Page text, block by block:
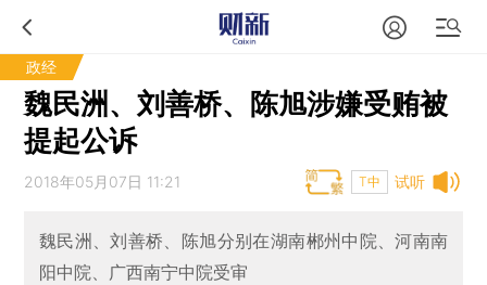
政经
魏民洲、刘善桥、陈旭涉嫌受贿被
提起公诉
试听
2018年05月07日 11:21 T中
魏民洲、刘善桥、陈旭分别在湖南郴州中院、河南南
阳中院、广西南宁中院受审